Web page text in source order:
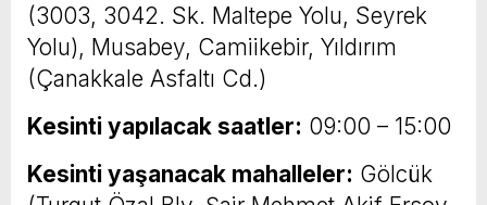
(3003, 3042. Sk. Maltepe Yolu, Seyrek
Yolu), Musabey, Camiikebir, Yıldırım
(Çanakkale Asfaltı Cd.)
Kesinti yapılacak saatler: 09:00 – 15:00
Kesinti yaşanacak mahalleler: Gölcük